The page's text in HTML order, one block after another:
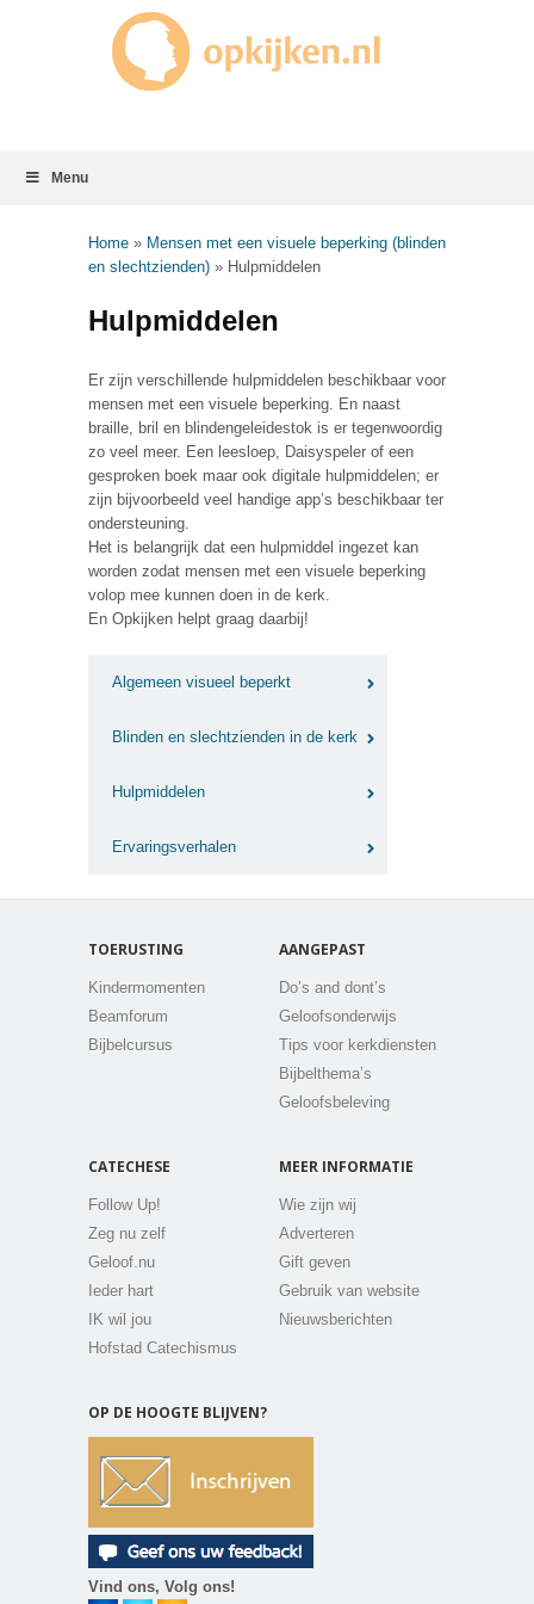
Menu
Home » Mensen met een visuele beperking (blinden
en slechtzienden) » Hulpmiddelen
Hulpmiddelen
Er zijn verschillende hulpmiddelen beschikbaar voor
mensen met een visuele beperking. En naast
braille, bril en blindengeleidestok is er tegenwoordig
zo veel meer. Een leesloep, Daisyspeler of een
gesproken boek maar ook digitale hulpmiddelen; er
zijn bijvoorbeeld veel handige app’s beschikbaar ter
ondersteuning.
Het is belangrijk dat een hulpmiddel ingezet kan
worden zodat mensen met een visuele beperking
volop mee kunnen doen in de kerk.
En Opkijken helpt graag daarbij!
Algemeen visueel beperkt
Blinden en slechtzienden in de kerk
Hulpmiddelen
Ervaringsverhalen
TOERUSTING
Kindermomenten
Beamforum
Bijbelcursus
AANGEPAST
Do’s and dont’s
Geloofsonderwijs
Tips voor kerkdiensten
Bijbelthema’s
Geloofsbeleving
CATECHESE
Follow Up!
Zeg nu zelf
Geloof.nu
Ieder hart
IK wil jou
Hofstad Catechismus
MEER INFORMATIE
Wie zijn wij
Adverteren
Gift geven
Gebruik van website
Nieuwsberichten
OP DE HOOGTE BLIJVEN?
Vind ons, Volg ons!